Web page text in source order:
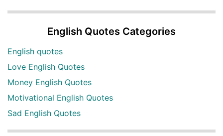
English Quotes Categories
English quotes
Love English Quotes
Money English Quotes
Motivational English Quotes
Sad English Quotes